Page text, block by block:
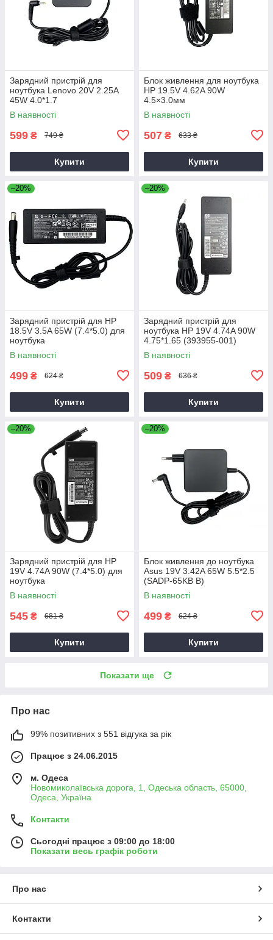
Зарядний пристрій для
ноутбука Lenovo 20V 2.25A
45W 4.0*1.7
В наявності
599 ₴ 749 ₴
Купити
Блок живлення для ноутбука
HP 19.5V 4.62A 90W
4.5×3.0мм
В наявності
507 ₴ 633 ₴
Купити
–20%
Зарядний пристрій для HP
18.5V 3.5A 65W (7.4*5.0) для
ноутбука
В наявності
499 ₴ 624 ₴
Купити
–20%
Зарядний пристрій для
ноутбука HP 19V 4.74A 90W
4.75*1.65 (393955-001)
В наявності
509 ₴ 636 ₴
Купити
–20%
Зарядний пристрій для HP
19V 4.74A 90W (7.4*5.0) для
ноутбука
В наявності
545 ₴ 681 ₴
Купити
–20%
Блок живлення до ноутбука
Asus 19V 3.42A 65W 5.5*2.5
(SADP-65KB B)
В наявності
499 ₴ 624 ₴
Купити
Показати ще
Про нас
99% позитивних з 551 відгука за рік
Працює з 24.06.2015
м. Одеса
Новомиколаївська дорога, 1, Одеська область, 65000,
Одеса, Україна
Контакти
Сьогодні працює з 09:00 до 18:00
Показати весь графік роботи
Про нас
Контакти